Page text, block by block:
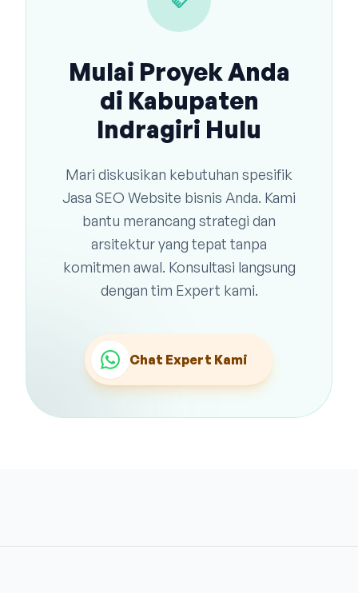
Mulai Proyek Anda
di Kabupaten
Indragiri Hulu
Mari diskusikan kebutuhan spesifik
Jasa SEO Website bisnis Anda. Kami
bantu merancang strategi dan
arsitektur yang tepat tanpa
komitmen awal. Konsultasi langsung
dengan tim Expert kami.
Chat Expert Kami